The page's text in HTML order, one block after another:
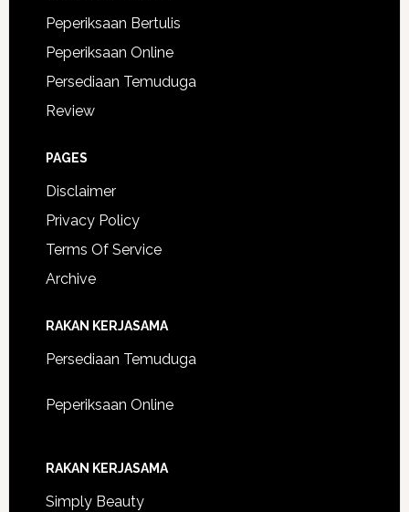
Peperiksaan Bertulis
Peperiksaan Online
Persediaan Temuduga
Review
PAGES
Disclaimer
Privacy Policy
Terms Of Service
Archive
RAKAN KERJASAMA
Persediaan Temuduga
Peperiksaan Online
RAKAN KERJASAMA
Simply Beauty